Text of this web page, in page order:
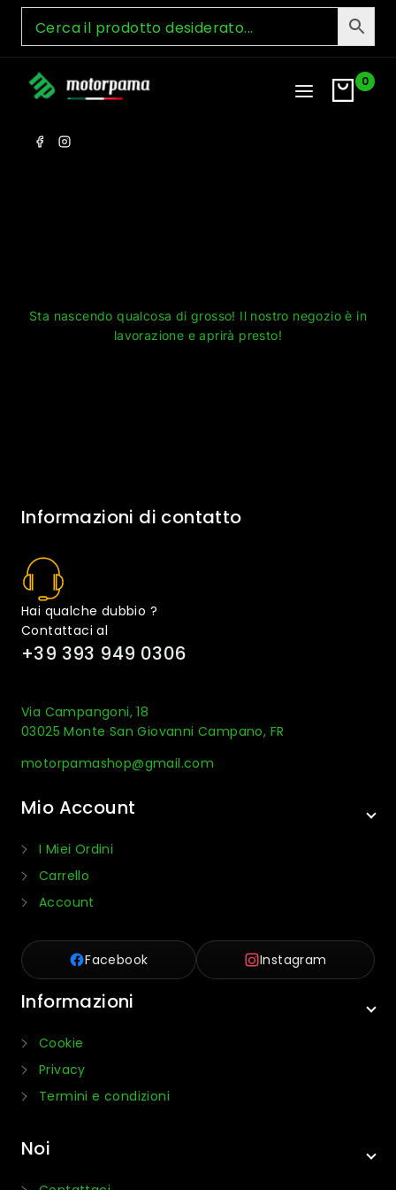
Skip
content
0
Sta nascendo qualcosa di grosso! Il nostro negozio è in
lavorazione e aprirà presto!
Informazioni di contatto
Hai qualche dubbio ?
Contattaci al
+39 393 949 0306
Via Campangoni, 18
03025 Monte San Giovanni Campano, FR
motorpamashop@gmail.com
Mio Account
I Miei Ordini
Carrello
Account
Facebook Instagram
Informazioni
Cookie
Privacy
Termini e condizioni
Noi